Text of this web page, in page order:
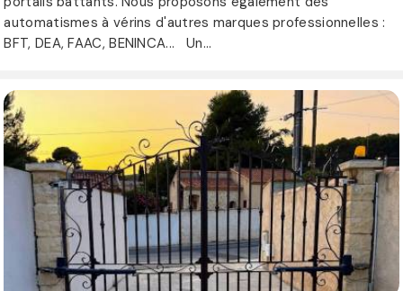
automatismes à vérins d'autres marques professionnelles :
BFT, DEA, FAAC, BENINCA... Un...